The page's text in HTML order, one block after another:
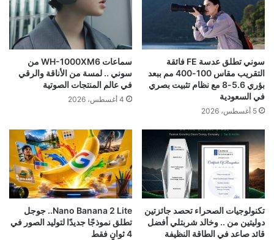
سوني تطلق عدسة FE فائقة
التقريب مقاس 100-400 مم ببعد
بؤري 5.6-8 مع نظام تثبيت بصري
في السعودية
5 أغسطس، 2026
سماعات WH-1000XM6 من
سوني .. لمسة من الأناقة والرقي
في عالم المنتجات الصوتية
4 أغسطس، 2026
تكنولوجيات الصحراء تحصد جائزتين
دوليتين من .. وخالد شربتلي أفضل
قائد صاعد في الطاقة النظيفة
Nano Banana 2 Lite.. جوجل
تطلق نموذجًا جديدًا لتوليد الصور في
4 ثوانٍ فقط